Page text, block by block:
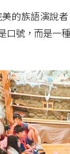
的族語演說
口號，而是一